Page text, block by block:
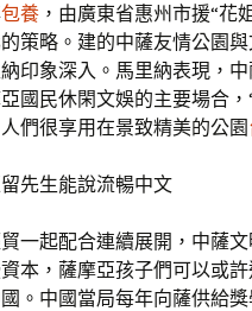
包養 ，由廣東省惠州市援“花
策略。建的中薩友情公園
印象深入。馬里納表現，
國民休閑文娛的主要場合
們很享用在景致精美的公園
先生能說流暢中文
一起配合連續展開，中薩
本，薩摩亞孩子們可以或
。中國當局每年向薩供給